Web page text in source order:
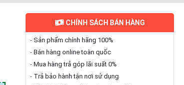
CHÍNH SÁCH BÁN HÀNG
- Sản phẩm chính hãng 100%
- Bán hàng online toàn quốc
- Mua hàng trả góp lãi suất 0%
- Trả bảo hành tận nơi sử dụng